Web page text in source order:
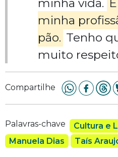
minha vida.
minha
pão. Tenho
muito
Compartilhe
Palavras-chave Cultura e
Manuela Dias
Taís